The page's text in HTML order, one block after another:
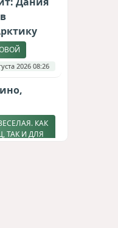
2026 08:26
КАК
ТАК И ДЛЯ